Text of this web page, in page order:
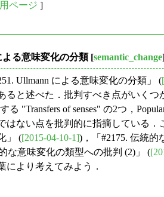
ページ ]
よる意味変化の分類[semantic_change
Ullmann による意味変化の分類」 (
ると述べた．批判すべき点がいくつ
る "Transfers of senses" の2つ，
はない点を批判的に指摘している
」 ([2015-04-10-1])，「#2175. 伝統的
な意味変化の類型への批判 (2)」 (
により考えてみよう．